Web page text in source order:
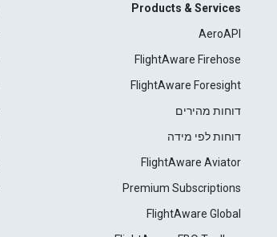
Products & Services
AeroAPI
FlightAware Firehose
FlightAware Foresight
דוחות מהירים
דוחות לפי מידה
FlightAware Aviator
Premium Subscriptions
FlightAware Global